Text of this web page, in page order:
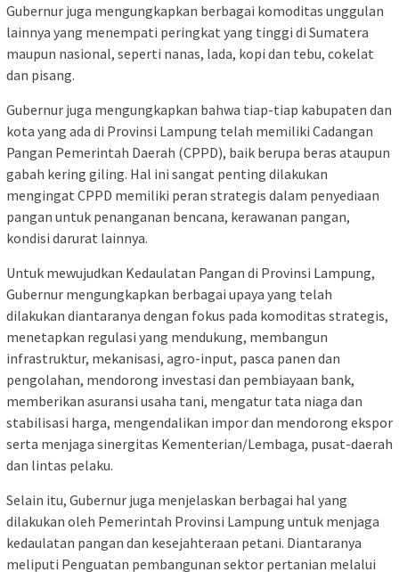
Gubernur juga mengungkapkan berbagai komoditas unggulan
lainnya yang menempati peringkat yang tinggi di Sumatera
maupun nasional, seperti nanas, lada, kopi dan tebu, cokelat
dan pisang.
Gubernur juga mengungkapkan bahwa tiap-tiap kabupaten dan
kota yang ada di Provinsi Lampung telah memiliki Cadangan
Pangan Pemerintah Daerah (CPPD), baik berupa beras ataupun
gabah kering giling. Hal ini sangat penting dilakukan
mengingat CPPD memiliki peran strategis dalam penyediaan
pangan untuk penanganan bencana, kerawanan pangan,
kondisi darurat lainnya.
Untuk mewujudkan Kedaulatan Pangan di Provinsi Lampung,
Gubernur mengungkapkan berbagai upaya yang telah
dilakukan diantaranya dengan fokus pada komoditas strategis,
menetapkan regulasi yang mendukung, membangun
infrastruktur, mekanisasi, agro-input, pasca panen dan
pengolahan, mendorong investasi dan pembiayaan bank,
memberikan asuransi usaha tani, mengatur tata niaga dan
stabilisasi harga, mengendalikan impor dan mendorong ekspor
serta menjaga sinergitas Kementerian/Lembaga, pusat-daerah
dan lintas pelaku.
Selain itu, Gubernur juga menjelaskan berbagai hal yang
dilakukan oleh Pemerintah Provinsi Lampung untuk menjaga
kedaulatan pangan dan kesejahteraan petani. Diantaranya
meliputi Penguatan pembangunan sektor pertanian melalui